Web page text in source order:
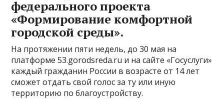
федерального проекта
«Формирование комфортной
городской среды».
На протяжении пяти недель, до 30 мая на
платформе 53.gorodsreda.ru и на сайте «Госуслуги»
каждый гражданин России в возрасте от 14 лет
сможет отдать свой голос за ту или иную
территорию по благоустройству.